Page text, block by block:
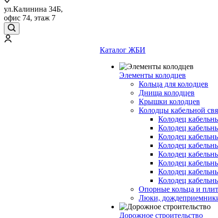
ул.Калинина 34Б,
офис 74, этаж 7
Каталог ЖБИ
Элементы колодцев
Кольца для колодцев
Днища колодцев
Крышки колодцев
Колодцы кабельной
Колодец
Колодец
Колодец
Колодец
Колодец
Колодец
Колодец
Колодец
Опорные кольца и
Люки,
Дорожное строительство